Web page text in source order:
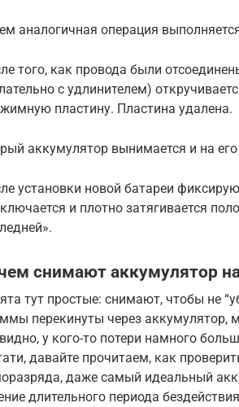
аналогичная операция
того, как провода были
с удлинителем)
пластину. Пластина удалена.
аккумулятор вынимается и на
установки новой батареи
и плотно затягивается
снимают аккумулятор
тут простые: снимают, чтобы не
перекинуты через аккумулятор,
у кого-то потери намного
давайте прочитаем, как
даже самый идеальный
длительного периода